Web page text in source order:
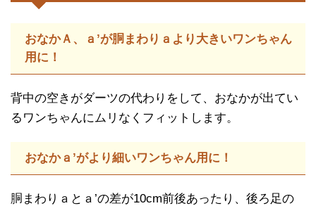
おなかＡ、ａ’が胴まわりａより大きいワンちゃん
用に！
背中の空きがダーツの代わりをして、おなかが出てい
るワンちゃんにムリなくフィットします。
おなかａ’がより細いワンちゃん用に！
胴まわりａとａ’の差が10cm前後あったり、後ろ足の